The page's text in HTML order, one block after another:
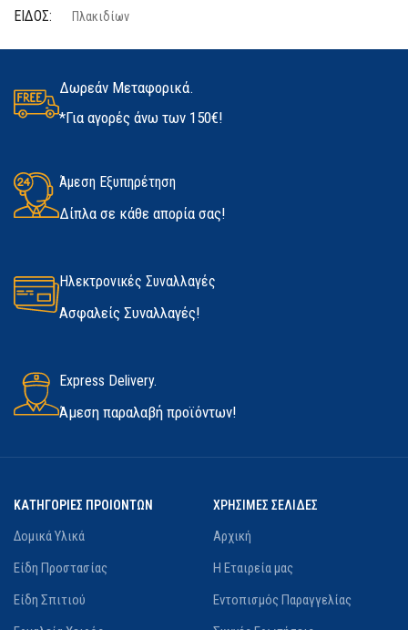
ΕΊΔΟΣ Πλακιδίων
ΚΑΤΑΣΚΕΥΑΣΤΉΣ Kerakoll
ΔΙΑΘΕΣΙΜΌΤΗΤΑ
Δωρεάν Μεταφορικά.
*Για αγορές άνω των 150€!
Άμεση Εξυπηρέτηση
Δίπλα σε κάθε απορία σας!
Ηλεκτρονικές Συναλλαγές
Ασφαλείς Συναλλαγές!
Express Delivery.
Άμεση παραλαβή προϊόντων!
ΚΑΤΗΓΟΡΙΕΣ ΠΡΟΙΟΝΤΩΝ
Δομικά Υλικά
Είδη Προστασίας
Είδη Σπιτιού
ΧΡΗΣΙΜΕΣ ΣΕΛΙΔΕΣ
Αρχική
Η Εταιρεία μας
Εντοπισμός Παραγγελίας